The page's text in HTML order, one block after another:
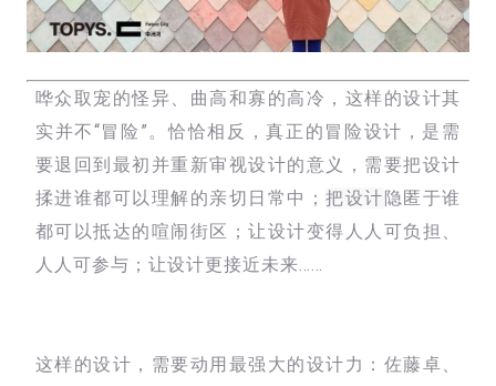
哗众取宠的怪异、曲高和寡的高冷，这样的设计其
实并不“冒险”。恰恰相反，真正的冒险设计，是需
要退回到最初并重新审视设计的意义，需要把设计
揉进谁都可以理解的亲切日常中； 把设计 隐匿于谁
都可以抵达的喧闹街区；让设计变得人人可负担、
人人可参与；让设计更接近未来……
这样的设计，需要动用最强大的设计力：佐藤卓、